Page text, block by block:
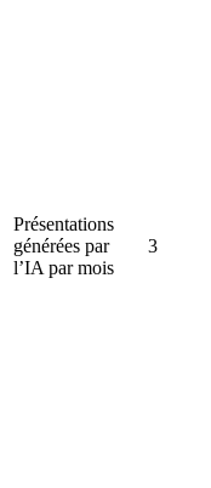
Présentations
générées par
l’IA par mois
3